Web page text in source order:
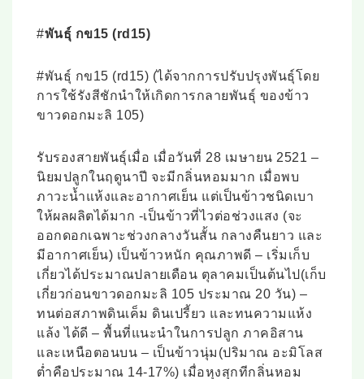
#พันธุ์ กข15 (rd15)
#พันธุ์ กข15 (rd15) (ได้จากการปรับปรุงพันธุ์โดย
การใช้รังสีชักนำให้เกิดการกลายพันธุ์ ของข้าว
ขาวดอกมะลิ 105)
รับรองสายพันธุ์เมื่อ เมื่อวันที่ 28 เมษายน 2521 –
นิยมปลูกในฤดูนาปี จะมีกลิ่นหอมมาก เมื่อพบ
ภาวะน้ำแห้งและอากาศเย็น แต่เป็นข้าวชนิดเบา
ให้ผลผลิตได้มาก -เป็นข้าวที่ไวต่อช่วงแสง (จะ
ออกดอกเฉพาะช่วงกลางวันสั้น กลางคืนยาว และ
มีอากาศเย็น) เป็นข้าวหนัก คุณภาพดี – เริ่มเก็บ
เกี่ยวได้ประมาณปลายเดือน ตุลาคมเป็นต้นไป(เก็บ
เกี่ยวก่อนขาวดอกมะลิ 105 ประมาณ 20 วัน) –
ทนต่อสภาพดินเค็ม ดินเปรี้ยว และทนความแห้ง
แล้ง ได้ดี – พื้นที่แนะนำในการปลูก ภาคอิสาน
และเหนือตอนบน – เป็นข้าวนุ่ม(ปริมาณ อะมิโลส
ต่ำคือประมาณ 14-17%) เมื่อหุงสุกทีกลิ่นหอม